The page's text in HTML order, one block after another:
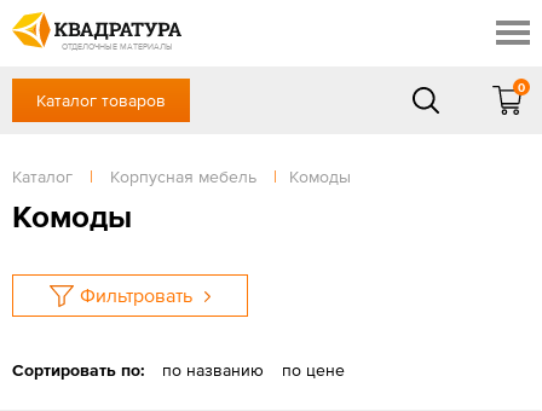
ОТДЕЛОЧНЫЕ МАТЕРИАЛЫ
Профи
Доставка и оплата
Готовые решения
Акции
Отзывы
+7 (4112) 50-55-82
Сб, Вс — выходной
ЗАКАЗАТЬ ЗВОНОК
Каталог товаров
0
Каталог | Корпусная мебель | Комоды
Комоды
Фильтровать
Сортировать по: по названию по цене